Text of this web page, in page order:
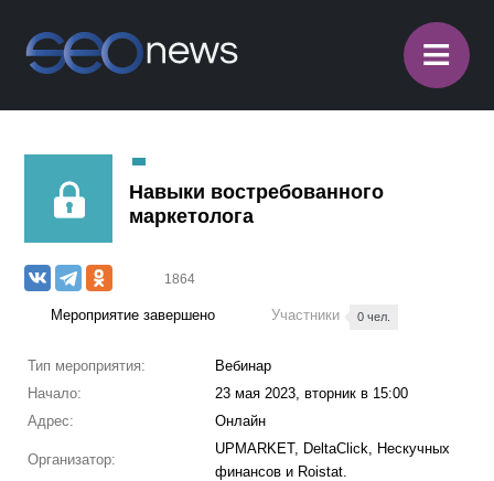
≡
Навыки востребованного
маркетолога
1864
Мероприятие завершено Участники 0 чел.
Тип мероприятия:
Вебинар
Начало:
23 мая 2023, вторник в 15:00
Адрес:
Онлайн
Организатор:
UPMARKET, DeltaClick, Нескучных
финансов и Roistat.